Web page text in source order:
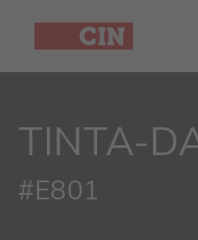
Cor
Tinta-
china
TINTA-
#E801